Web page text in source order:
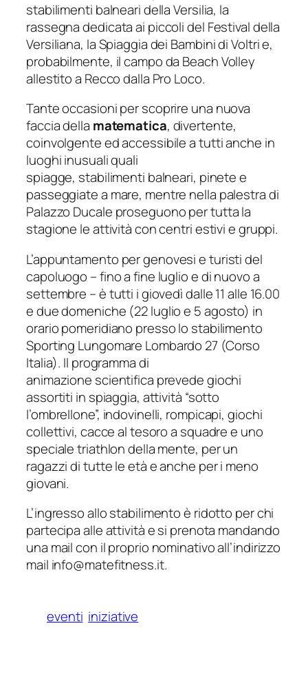
stabilimenti balneari della Versilia, la
rassegna dedicata ai piccoli del Festival della
Versiliana, la Spiaggia dei Bambini di Voltri e,
probabilmente, il campo da Beach Volley
allestito a Recco dalla Pro Loco.
Tante occasioni per scoprire una nuova
faccia della matematica, divertente,
coinvolgente ed accessibile a tutti anche in
luoghi inusuali quali
spiagge, stabilimenti balneari, pinete e
passeggiate a mare, mentre nella palestra di
Palazzo Ducale proseguono per tutta la
stagione le attività con centri estivi e gruppi.
L’appuntamento per genovesi e turisti del
capoluogo – fino a fine luglio e di nuovo a
settembre – è tutti i giovedì dalle 11 alle 16.00
e due domeniche (22 luglio e 5 agosto) in
orario pomeridiano presso lo stabilimento
Sporting Lungomare Lombardo 27 (Corso
Italia). Il programma di
animazione scientifica prevede giochi
assortiti in spiaggia, attività “sotto
l’ombrellone”, indovinelli, rompicapi, giochi
collettivi, cacce al tesoro a squadre e uno
speciale triathlon della mente, per un
ragazzi di tutte le età e anche per i meno
giovani.
L’ingresso allo stabilimento è ridotto per chi
partecipa alle attività e si prenota mandando
una mail con il proprio nominativo all’indirizzo
mail info@matefitness.it.
eventi iniziative